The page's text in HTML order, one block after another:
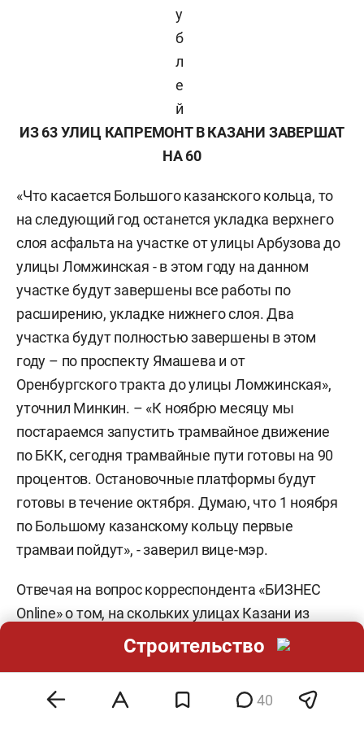
у
б
л
е
й
ИЗ 63 УЛИЦ КАПРЕМОНТ В КАЗАНИ ЗАВЕРШАТ
НА 60
«Что касается Большого казанского кольца, то
на следующий год останется укладка верхнего
слоя асфальта на участке от улицы Арбузова до
улицы Ломжинская - в этом году на данном
участке будут завершены все работы по
расширению, укладке нижнего слоя. Два
участка будут полностью завершены в этом
году – по проспекту Ямашева и от
Оренбургского тракта до улицы Ломжинская»,
уточнил Минкин. – «К ноябрю месяцу мы
постараемся запустить трамвайное движение
по БКК, сегодня трамвайные пути готовы на 90
процентов. Остановочные платформы будут
готовы в течение октября. Думаю, что 1 ноября
по Большому казанскому кольцу первые
трамваи пойдут», - заверил вице-мэр.
Отвечая на вопрос корреспондента «БИЗНЕС
Online» о том, на скольких улицах Казани из
запланированных 63 капремонт пройдет в
следующем году, Минкин сообщил, что
40
Строительство